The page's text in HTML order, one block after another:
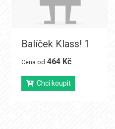
Balíček Klass! 1
Cena od 464 Kč
Chci koupit